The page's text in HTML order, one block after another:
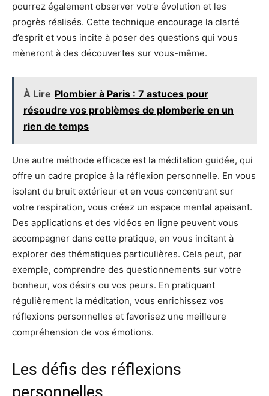
pourrez également observer votre évolution et les
progrès réalisés. Cette technique encourage la clarté
d’esprit et vous incite à poser des questions qui vous
mèneront à des découvertes sur vous-même.
À Lire Plombier à Paris : 7 astuces pour
résoudre vos problèmes de plomberie en un
rien de temps
Une autre méthode efficace est la méditation guidée, qui
offre un cadre propice à la réflexion personnelle. En vous
isolant du bruit extérieur et en vous concentrant sur
votre respiration, vous créez un espace mental apaisant.
Des applications et des vidéos en ligne peuvent vous
accompagner dans cette pratique, en vous incitant à
explorer des thématiques particulières. Cela peut, par
exemple, comprendre des questionnements sur votre
bonheur, vos désirs ou vos peurs. En pratiquant
régulièrement la méditation, vous enrichissez vos
réflexions personnelles et favorisez une meilleure
compréhension de vos émotions.
Les défis des réflexions